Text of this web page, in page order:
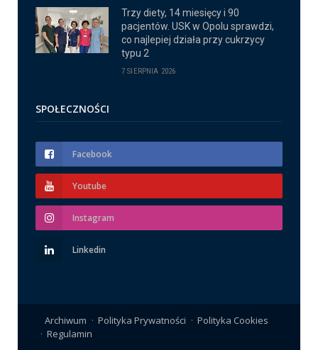
Trzy diety, 14 miesięcy i 90
pacjentów. USK w Opolu sprawdzi,
co najlepiej działa przy cukrzycy
typu 2
7 SIERPNIA 2026
SPOŁECZNOŚCI
Facebook
Youtube
Instagram
Linkedin
Archiwum Polityka Prywatności
Polityka Cookies
Regulamin